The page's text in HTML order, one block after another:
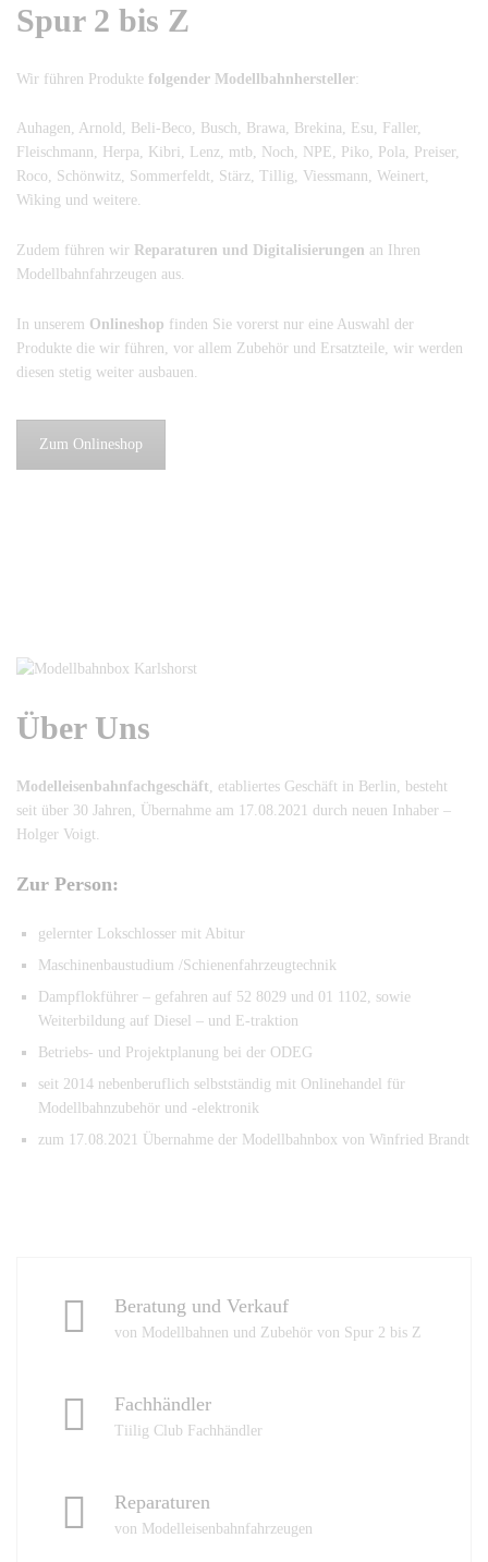
Spur 2 bis Z
Wir führen Produkte folgender Modellbahnhersteller:
Auhagen, Arnold, Beli-Beco, Busch, Brawa, Brekina, Esu, Faller,
Fleischmann, Herpa, Kibri, Lenz, mtb, Noch, NPE, Piko, Pola, Preiser,
Roco, Schönwitz, Sommerfeldt, Stärz, Tillig, Viessmann, Weinert,
Wiking und weitere.
Zudem führen wir Reparaturen und Digitalisierungen an Ihren
Modellbahnfahrzeugen aus.
In unserem Onlineshop finden Sie vorerst nur eine Auswahl der
Produkte die wir führen, vor allem Zubehör und Ersatzteile, wir werden
diesen stetig weiter ausbauen.
Zum Onlineshop
Über Uns
Modelleisenbahnfachgeschäft , etabliertes Geschäft in Berlin, besteht
seit über 30 Jahren, Übernahme am 17.08.2021 durch neuen Inhaber –
Holger Voigt.
Zur Person:
gelernter Lokschlosser mit Abitur
Maschinenbaustudium /Schienenfahrzeugtechnik
Dampflokführer – gefahren auf 52 8029 und 01 1102, sowie
Weiterbildung auf Diesel – und E-traktion
Betriebs- und Projektplanung bei der ODEG
seit 2014 nebenberuflich selbstständig mit Onlinehandel für
Modellbahnzubehör und -elektronik
zum 17.08.2021 Übernahme der Modellbahnbox von Winfried Brandt
Beratung und Verkauf
von Modellbahnen und Zubehör von Spur 2 bis Z
Fachhändler
Tiilig Club Fachhändler
Reparaturen
von Modelleisenbahnfahrzeugen